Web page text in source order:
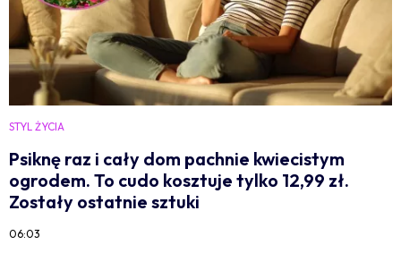
STYL ŻYCIA
Psiknę raz i cały dom pachnie kwiecistym
ogrodem. To cudo kosztuje tylko 12,99 zł.
Zostały ostatnie sztuki
06:03